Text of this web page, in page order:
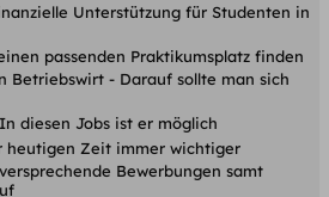
Unterstützung für Studenten in
passenden Praktikumsplatz finden
Betriebswirt - Darauf sollte man sich
diesen Jobs ist er möglich
heutigen Zeit immer wichtiger
Bewerbungen samt